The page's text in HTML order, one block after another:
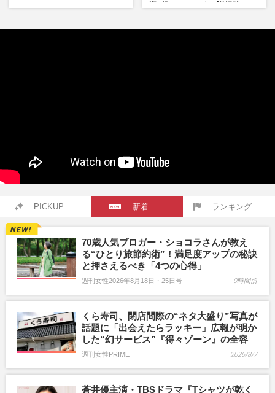
PICKUP 新着 ランキング
70歳人気ブロガー・ショコラさんが教え
る“ひとり旅節約術”！満足度アップの秘訣
と押さえるべき「4つの心得」
週刊女性2026年8月18日・25日号 0時間前
くら寿司、閉店間際の“ネタ大盛り”写真が
話題に「出会えたらラッキー」広報が明か
した“幻サービス”『得々ゾーン』の全容
週刊女性PRIME 2026/8/7
蒼井優主演・TBSドラマ『Tシャツが乾く